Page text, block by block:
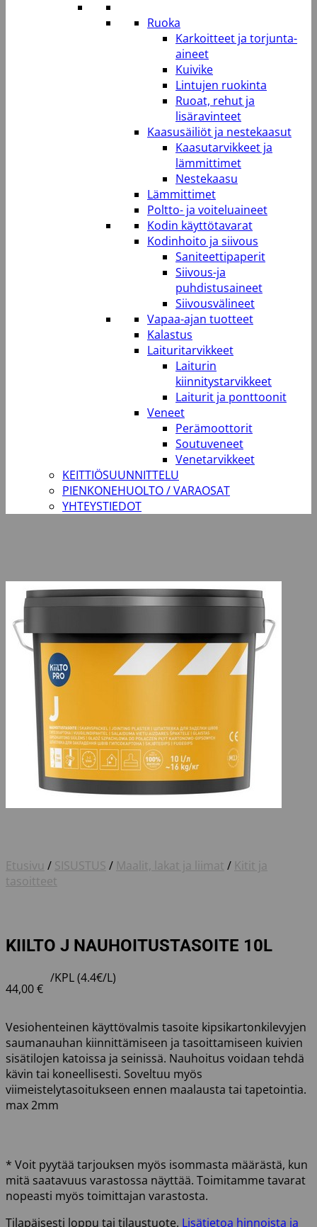
Ruoka
Karkoitteet ja torjunta-
aineet
Kuivike
Lintujen ruokinta
Ruoat, rehut ja
lisäravinteet
Kaasusäiliöt ja nestekaasut
Kaasutarvikkeet ja
lämmittimet
Nestekaasu
Lämmittimet
Poltto- ja voiteluaineet
Kodin käyttötavarat
Kodinhoito ja siivous
Saniteettipaperit
Siivous-ja
puhdistusaineet
Siivousvälineet
Vapaa-ajan tuotteet
Kalastus
Laituritarvikkeet
Laiturin
kiinnitystarvikkeet
Laiturit ja ponttoonit
Veneet
Perämoottorit
Soutuveneet
Venetarvikkeet
KEITTIÖSUUNNITTELU
PIENKONEHUOLTO / VARAOSAT
YHTEYSTIEDOT
Etusivu / SISUSTUS / Maalit, lakat ja liimat / Kitit ja
tasoitteet
KIILTO J NAUHOITUSTASOITE 10L
44,00€
/KPL (4.4€/L)
Vesiohenteinen käyttövalmis tasoite kipsikartonkilevyjen
saumanauhan kiinnittämiseen ja tasoittamiseen kuivien
sisätilojen katoissa ja seinissä. Nauhoitus voidaan tehdä
kävin tai koneellisesti. Soveltuu myös
viimeistelytasoitukseen ennen maalausta tai tapetointia.
max 2mm
* Voit pyytää tarjouksen myös isommasta määrästä, kun
mitä saatavuus varastossa näyttää. Toimitamme tavarat
nopeasti myös toimittajan varastosta.
Tilapäisesti loppu tai tilaustuote. Lisätietoa hinnoista ja